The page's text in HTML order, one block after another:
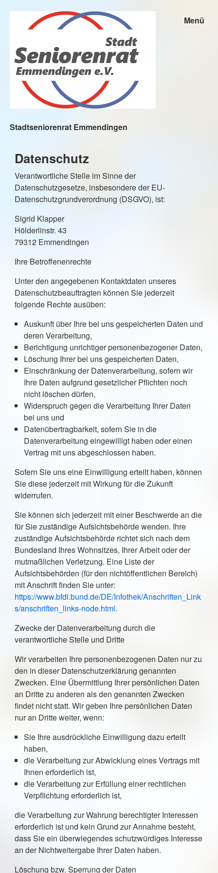
Stadtseniorenrat Emmendingen
Menü
Datenschutz
Verantwortliche Stelle im Sinne der
Datenschutzgesetze, insbesondere der EU-
Datenschutzgrundverordnung (DSGVO), ist:
Sigrid Klapper
Hölderlinstr. 43
79312 Emmendingen
Ihre Betroffenenrechte
Unter den angegebenen Kontaktdaten unseres
Datenschutzbeauftragten können Sie jederzeit
folgende Rechte ausüben:
Auskunft über Ihre bei uns gespeicherten Daten und
deren Verarbeitung,
Berichtigung unrichtiger personenbezogener Daten,
Löschung Ihrer bei uns gespeicherten Daten,
Einschränkung der Datenverarbeitung, sofern wir
Ihre Daten aufgrund gesetzlicher Pflichten noch
nicht löschen dürfen,
Widerspruch gegen die Verarbeitung Ihrer Daten
bei uns und
Datenübertragbarkeit, sofern Sie in die
Datenverarbeitung eingewilligt haben oder einen
Vertrag mit uns abgeschlossen haben.
Sofern Sie uns eine Einwilligung erteilt haben, können
Sie diese jederzeit mit Wirkung für die Zukunft
widerrufen.
Sie können sich jederzeit mit einer Beschwerde an die
für Sie zuständige Aufsichtsbehörde wenden. Ihre
zuständige Aufsichtsbehörde richtet sich nach dem
Bundesland Ihres Wohnsitzes, Ihrer Arbeit oder der
mutmaßlichen Verletzung. Eine Liste der
Aufsichtsbehörden (für den nichtöffentlichen Bereich)
mit Anschrift finden Sie unter:
https://www.bfdi.bund.de/DE/Infothek/Anschriften_Link
s/anschriften_links-node.html.
Zwecke der Datenverarbeitung durch die
verantwortliche Stelle und Dritte
Wir verarbeiten Ihre personenbezogenen Daten nur zu
den in dieser Datenschutzerklärung genannten
Zwecken. Eine Übermittlung Ihrer persönlichen Daten
an Dritte zu anderen als den genannten Zwecken
findet nicht statt. Wir geben Ihre persönlichen Daten
nur an Dritte weiter, wenn:
Sie Ihre ausdrückliche Einwilligung dazu erteilt
haben,
die Verarbeitung zur Abwicklung eines Vertrags mit
Ihnen erforderlich ist,
die Verarbeitung zur Erfüllung einer rechtlichen
Verpflichtung erforderlich ist,
die Verarbeitung zur Wahrung berechtigter Interessen
erforderlich ist und kein Grund zur Annahme besteht,
dass Sie ein überwiegendes schutzwürdiges Interesse
an der Nichtweitergabe Ihrer Daten haben.
Löschung bzw. Sperrung der Daten